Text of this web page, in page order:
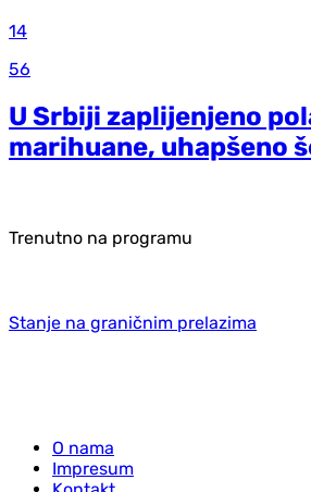
14
56
U Srbiji zaplijenjeno
marihuane, uhapšeno
Trenutno na programu
Stanje na graničnim prelazima
O nama
Impresum